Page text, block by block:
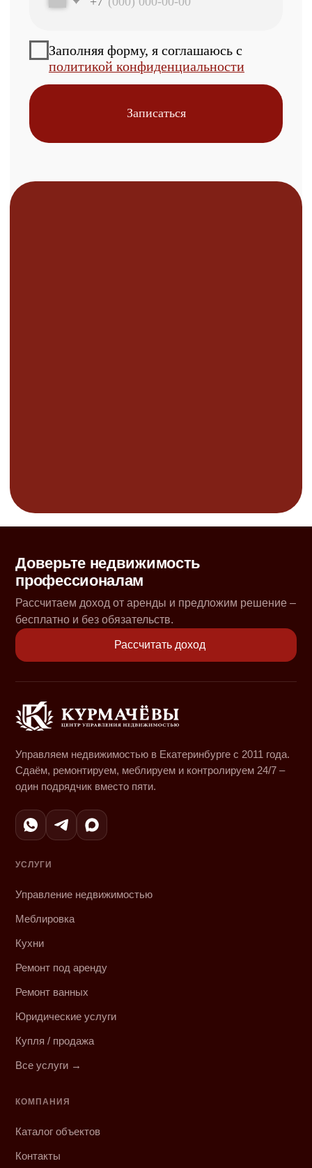
Доверьте недвижимость
профессионалам
Рассчитаем доход от аренды и предложим решение –
бесплатно и без обязательств.
Рассчитать доход
Управляем недвижимостью в Екатеринбурге с 2011 года.
Сдаём, ремонтируем, меблируем и контролируем 24/7 –
один подрядчик вместо пяти.
УСЛУГИ
Управление недвижимостью
Меблировка
Кухни
Ремонт под аренду
Ремонт ванных
Юридические услуги
Купля / продажа
Все услуги →
КОМПАНИЯ
Каталог объектов
Контакты